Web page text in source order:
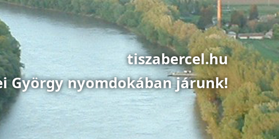
tiszabercel.hu
György nyomdokában járunk!